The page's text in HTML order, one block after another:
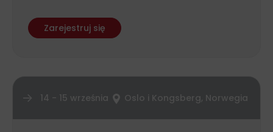
Zarejestruj się
14 - 15 września Oslo i Kongsberg, Norwegia